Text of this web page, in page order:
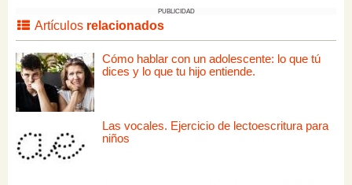
PUBLICIDAD
Artículos relacionados
Cómo hablar con un adolescente: lo que tú
dices y lo que tu hijo entiende.
Las vocales. Ejercicio de lectoescritura para
niños